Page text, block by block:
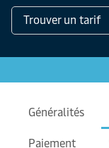
Trouver un tarif
Généralités
Paiement